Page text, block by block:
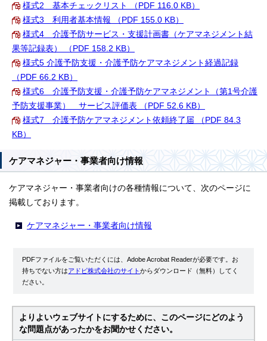
様式2 基本チェックリスト （PDF 116.0 KB）
様式3 利用者基本情報 （PDF 155.0 KB）
様式4 介護予防サービス・支援計画書（ケアマネジメント結
果等記録表） （PDF 158.2 KB）
様式5 介護予防支援・介護予防ケアマネジメント経過記録
（PDF 66.2 KB）
様式6 介護予防支援・介護予防ケアマネジメント（第1号介護
予防支援事業） サービス評価表 （PDF 52.6 KB）
様式7 介護予防ケアマネジメント依頼終了届 （PDF 84.3
KB）
ケアマネジャー・事業者向け情報
ケアマネジャー・事業者向けの各種情報について、次のページに
掲載しております。
ケアマネジャー・事業者向け情報
PDFファイルをご覧いただくには、Adobe Acrobat Readerが必要です。お
持ちでない方はアドビ株式会社のサイトからダウンロード（無料）してく
ださい。
よりよいウェブサイトにするために、このページにどのよう
な問題点があったかをお聞かせください。